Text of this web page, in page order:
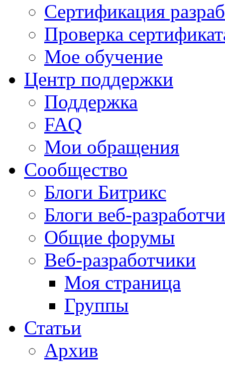
Сертификация
Проверка
Мое обучение
Центр поддержки
Поддержка
FAQ
Мои обращения
Сообщество
Блоги Битрикс
Блоги веб-
Общие форумы
Веб-разработчики
Моя страница
Группы
Статьи
Архив